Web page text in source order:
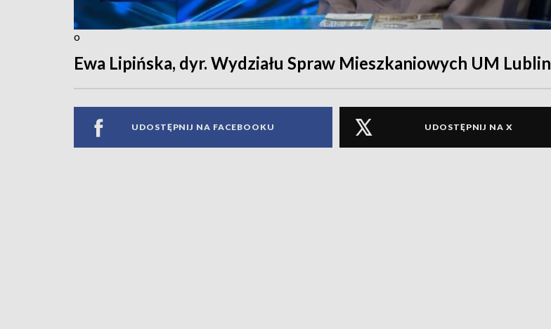
o
Ewa Lipińska, dyr. Wydziału Spraw Mieszkaniowych UM Lublin
UDOSTĘPNIJ NA FACEBOOKU UDOSTĘPNIJ NA X